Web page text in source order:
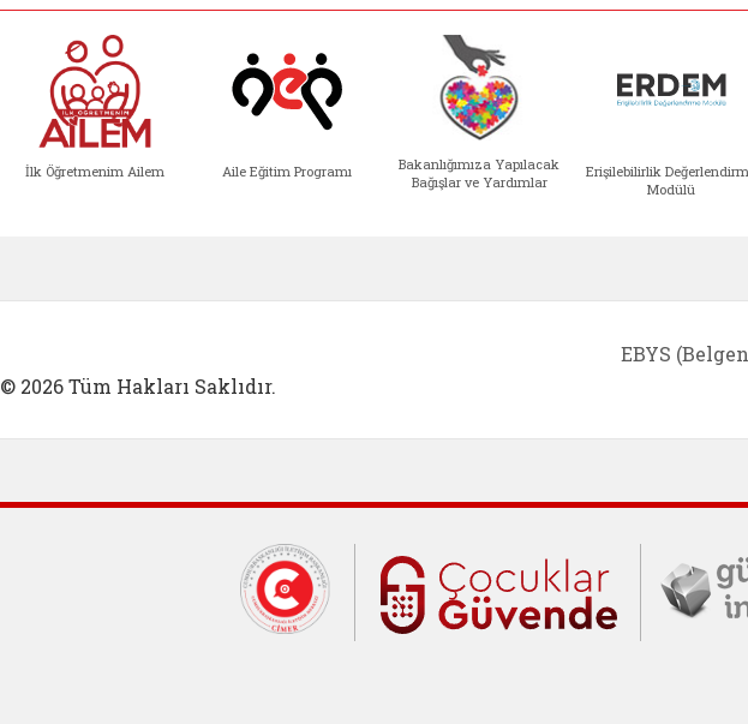
İlk Öğretmenim Ailem Aile Eğitim Programı
Bakanlığımıza Yapılacak
Bağışlar ve Yardımlar
Erişilebilirlik
Modülü
© 2026 Tüm Hakları Saklıdır.
EBYS
Cumhurbaşkanlığı İletişim Merkezi
Çocuklar